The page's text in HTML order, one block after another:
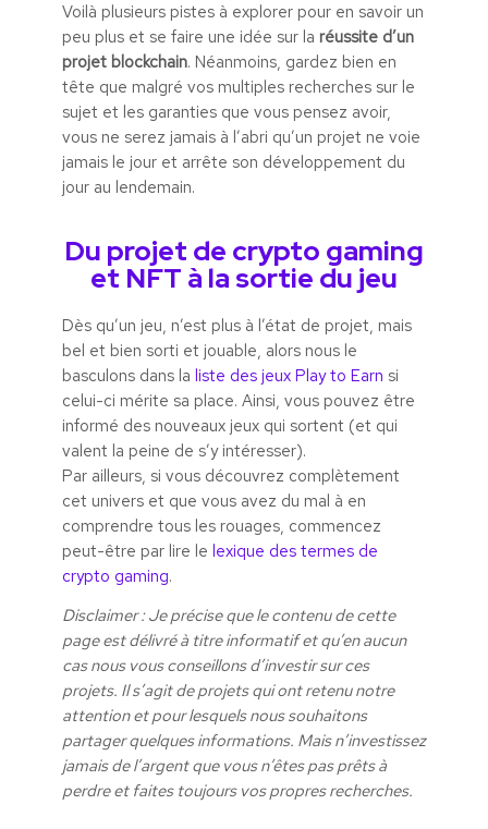
Voilà plusieurs pistes à explorer pour en savoir un
peu plus et se faire une idée sur la réussite d’un
projet blockchain. Néanmoins, gardez bien en
tête que malgré vos multiples recherches sur le
sujet et les garanties que vous pensez avoir,
vous ne serez jamais à l’abri qu’un projet ne voie
jamais le jour et arrête son développement du
jour au lendemain.
Du projet de crypto gaming
et NFT à la sortie du jeu
Dès qu’un jeu, n’est plus à l’état de projet, mais
bel et bien sorti et jouable, alors nous le
basculons dans la liste des jeux Play to Earn si
celui-ci mérite sa place. Ainsi, vous pouvez être
informé des nouveaux jeux qui sortent (et qui
valent la peine de s’y intéresser).
Par ailleurs, si vous découvrez complètement
cet univers et que vous avez du mal à en
comprendre tous les rouages, commencez
peut-être par lire le lexique des termes de
crypto gaming.
Disclaimer : Je précise que le contenu de cette
page est délivré à titre informatif et qu’en aucun
cas nous vous conseillons d’investir sur ces
projets. Il s’agit de projets qui ont retenu notre
attention et pour lesquels nous souhaitons
partager quelques informations. Mais n’investissez
jamais de l’argent que vous n’êtes pas prêts à
perdre et faites toujours vos propres recherches.